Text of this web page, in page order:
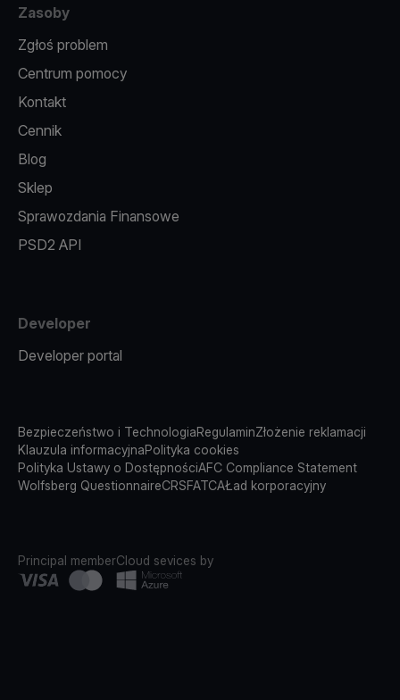
Zasoby
Zgłoś problem
Centrum pomocy
Kontakt
Cennik
Blog
Sklep
Sprawozdania Finansowe
PSD2 API
Developer
Developer portal
Bezpieczeństwo i TechnologiaRegulaminZłożenie reklamacji
Klauzula informacyjnaPolityka cookies
Polityka Ustawy o DostępnościAFC Compliance Statement
Wolfsberg QuestionnaireCRSFATCAŁad korporacyjny
Principal memberCloud sevices by